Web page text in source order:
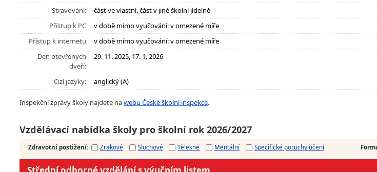
Stravování:
část ve vlastní, část v jiné školní jídelně
Přístup k PC
v době mimo vyučování: v omezené míře
Přístup k internetu
v době mimo vyučování: v omezené míře
Den otevřených
dveří:
29. 11. 2025, 17. 1. 2026
Cizí jazyky: anglický (A)
Inspekční zprávy školy najdete nawebu České školní inspekce.
Vzdělávací nabídka školy pro školní rok 2026/2027
Zdravotní postižení: Zrakové Sluchové Tělesné Mentální Specifické poruchy učení